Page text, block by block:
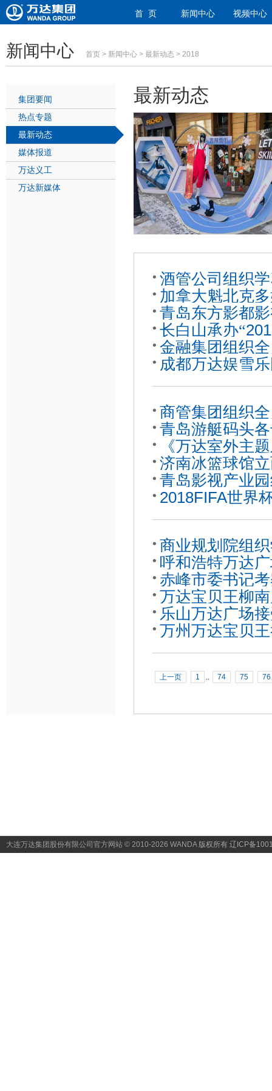
首 页 新闻中心 视频中心
新闻中心 首页 > 新闻中心 > 最新动态 > 2018
集团要闻
热点专题
最新动态
媒体报道
万达义工
万达新媒体
最新动态
酒管公司组织
加拿大魁北克
青岛东方影都
长白山承办“
金融集团组织
话
成都万达娱雪
商管集团组织
青岛游艇码头
《万达室外主
成
济南冰篮球馆
青岛影视产业
2018FIFA世界
行
商业规划院组
呼和浩特万达
赤峰市委书记
万达宝贝王柳
乐山万达广场
万州万达宝贝
上一页 1 .. 74 75 76
大连万达集团股份有限公司官方网站 © 2010-2026 WANDA 版权所有 辽ICP备